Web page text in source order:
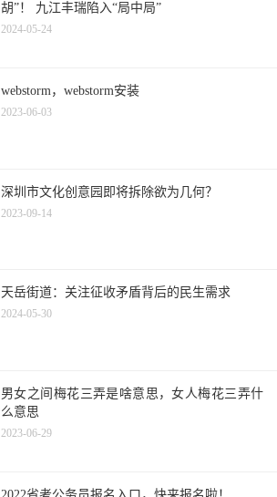
胡”！ 九江丰瑞陷入“局中局”
2024-05-24
webstorm，webstorm安装
2023-06-03
深圳市文化创意园即将拆除欲为几何？
2023-09-14
天岳街道：关注征收矛盾背后的民生需求
2024-05-30
男女之间梅花三弄是啥意思，女人梅花三弄什
么意思
2023-06-29